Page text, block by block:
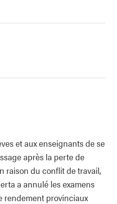
et aux enseignants de se
après la perte de
raison du conflit de travail,
a annulé les examens
rendement provinciaux